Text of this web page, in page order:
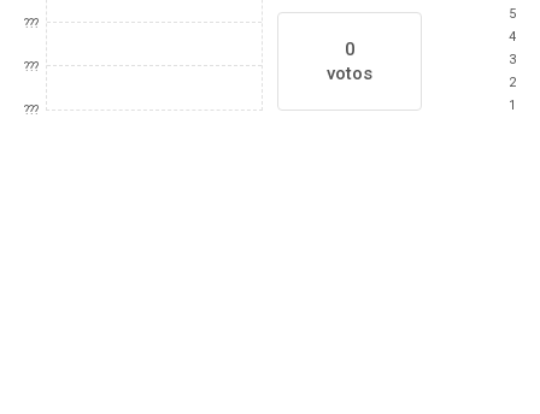
???
???
???
0
votos
5
4
3
2
1